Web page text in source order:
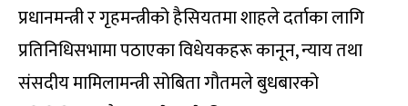
प्रधानमन्त्री र गृहमन्त्रीको हैसियतमा शाहले दर्ताका लागि
प्रतिनिधिसभामा पठाएका विधेयकहरू कानून, न्याय तथा
संसदीय मामिलामन्त्री सोबिता गौतमले बुधबारको